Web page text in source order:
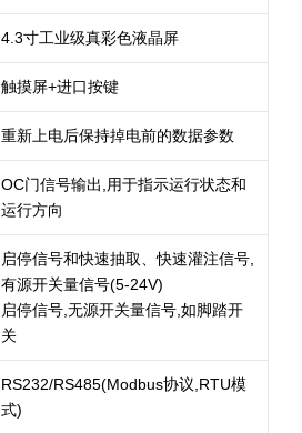
4.3寸工业级真彩色液晶屏
触摸屏+进口按键
重新上电后保持掉电前的数据参数
OC门信号输出,用于指示运行状态和
运行方向
启停信号和快速抽取、快速灌注信号,
有源开关量信号(5-24V)
启停信号,无源开关量信号,如脚踏开
关
RS232/RS485(Modbus协议,RTU模
式)